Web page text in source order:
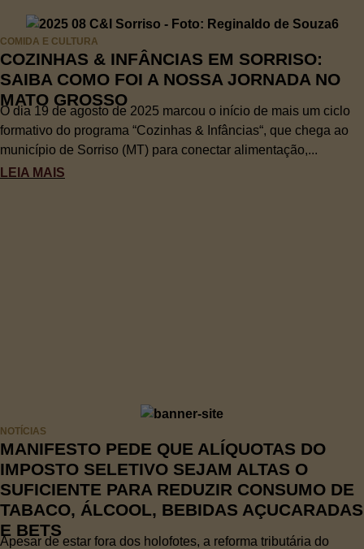
COMIDA E CULTURA
COZINHAS & INFÂNCIAS EM SORRISO:
SAIBA COMO FOI A NOSSA JORNADA NO
MATO GROSSO
O dia 19 de agosto de 2025 marcou o início de mais um ciclo
formativo do programa “Cozinhas & Infâncias“, que chega ao
município de Sorriso (MT) para conectar alimentação,...
LEIA MAIS
NOTÍCIAS
MANIFESTO PEDE QUE ALÍQUOTAS DO
IMPOSTO SELETIVO SEJAM ALTAS O
SUFICIENTE PARA REDUZIR CONSUMO DE
TABACO, ÁLCOOL, BEBIDAS AÇUCARADAS
E BETS
Apesar de estar fora dos holofotes, a reforma tributária do